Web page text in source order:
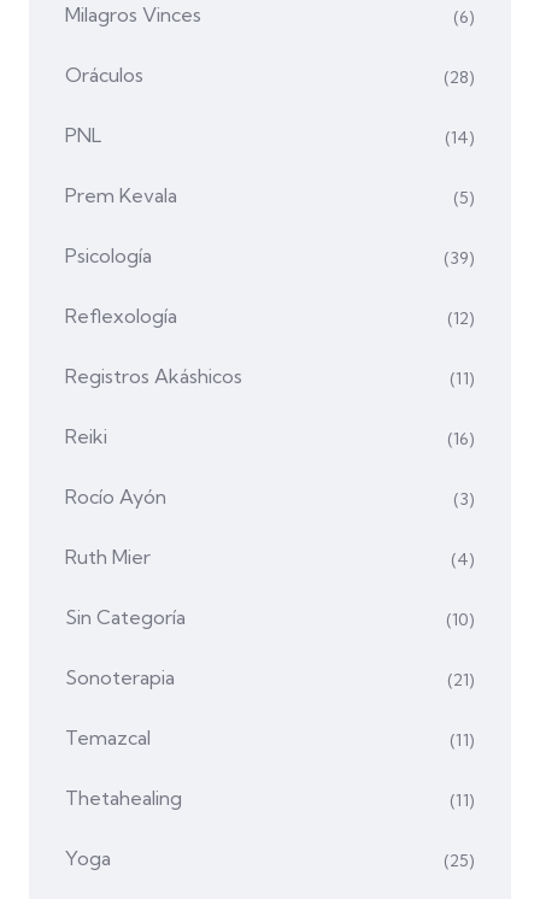
Milagros Vinces (6)
Oráculos (28)
PNL (14)
Prem Kevala (5)
Psicología (39)
Reflexología (12)
Registros Akáshicos (11)
Reiki (16)
Rocío Ayón (3)
Ruth Mier (4)
Sin Categoría (10)
Sonoterapia (21)
Temazcal (11)
Thetahealing (11)
Yoga (25)